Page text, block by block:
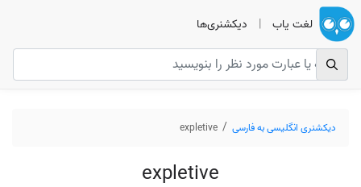
لغت یاب | دیکشنری‌ها
دیکشنری انگلیسی به فارسی expletive
expletive